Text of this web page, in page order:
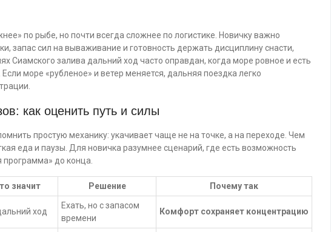
по рыбе, но почти всегда сложнее по логистике. Новичку важно
запас сил на вываживание и готовность держать дисциплину снасти,
Сиамского залива дальний ход часто оправдан, когда море ровное и есть
море «рубленое» и ветер меняется, дальняя поездка легко
как оценить путь и силы
простую механику: укачивает чаще не на точке, а на переходе. Чем
еда и паузы. Для новичка разумнее сценарий, где есть возможность
программа» до конца.
значит Решение
Почему так
ход
Ехать, но с запасом
времени
Комфорт сохраняет концентрацию